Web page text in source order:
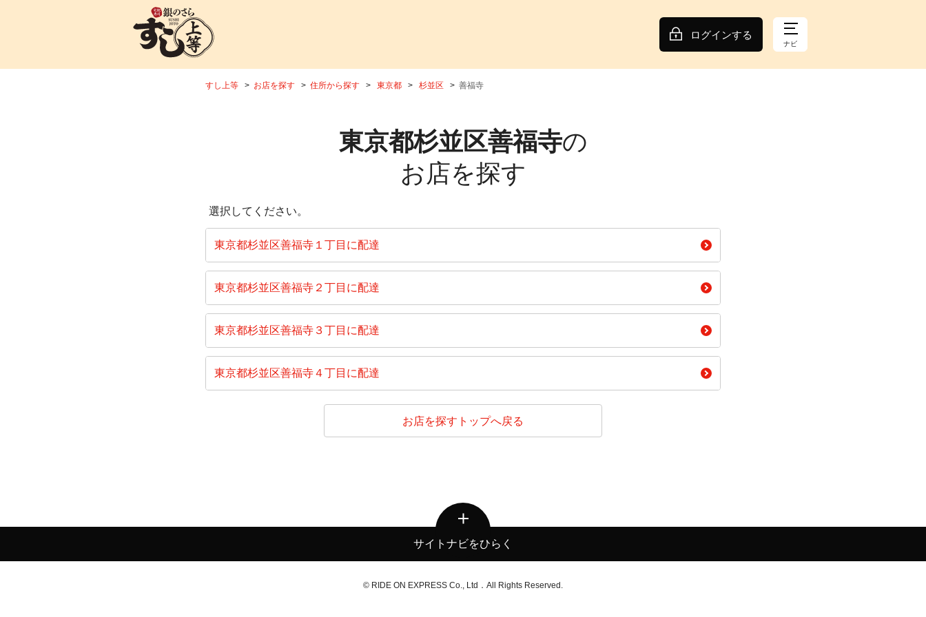
ログインする
ナビ
すし上等 お店を探す 住所から探す 東京都 杉並区 善福寺
東京都杉並区善福寺の
お店を探す
選択してください。
東京都杉並区善福寺１丁目に配達
東京都杉並区善福寺２丁目に配達
東京都杉並区善福寺３丁目に配達
東京都杉並区善福寺４丁目に配達
お店を探すトップへ戻る
サイトナビをひらく
© RIDE ON EXPRESS Co., Ltd．All Rights Reserved.